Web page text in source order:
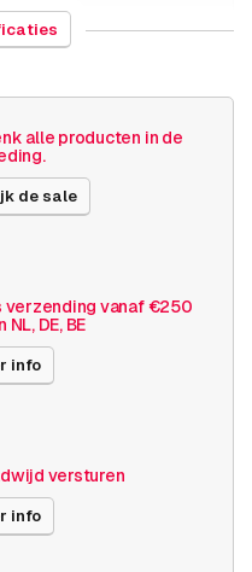
x 133 millimeters
camera
nacht
uitvoer
alle producten in de
de sale
verzending vanaf €250
NL, DE, BE
info
versturen
info